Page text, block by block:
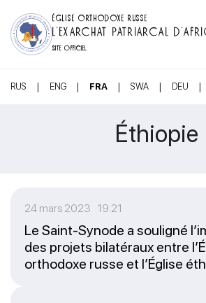
ÉGLISE ORTHODOXE RUSSE
L’EXARCHAT PATRIARCAL
SITE OFFICIEL
RUS | ENG | FRA | SWA | DEU |
Éthiopie
24 mars 2023 19:21
Le Saint-Synode a souligné
des projets bilatéraux entre
orthodoxe russe et l’Église